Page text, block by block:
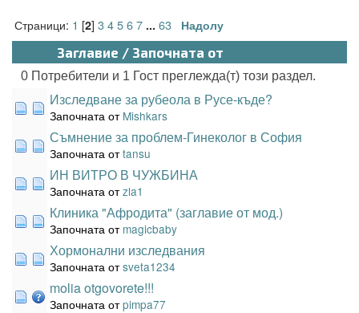
Страници: 1 [2] 34567 ... 63
Надолу
Заглавие / Започната от
0 Потребители и 1 Гост преглежда(т) този раздел.
Изследване за рубеола в Русе-къде?
Започната от Mishkars
Съмнение за проблем-Гинеколог в София
Започната отtansu
ИН ВИТРО В ЧУЖБИНА
Започната отzla1
Клиника "Афродита" (заглавие от мод.)
Започната от magicbaby
Хормонални изследвания
Започната отsveta1234
molia otgovorete!!!
Започната отpimpa77